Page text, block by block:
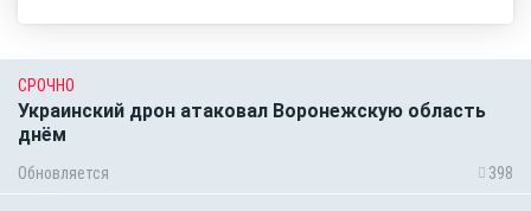
СРОЧНО
Украинский дрон атаковал Воронежскую область
днём
Обновляется 398